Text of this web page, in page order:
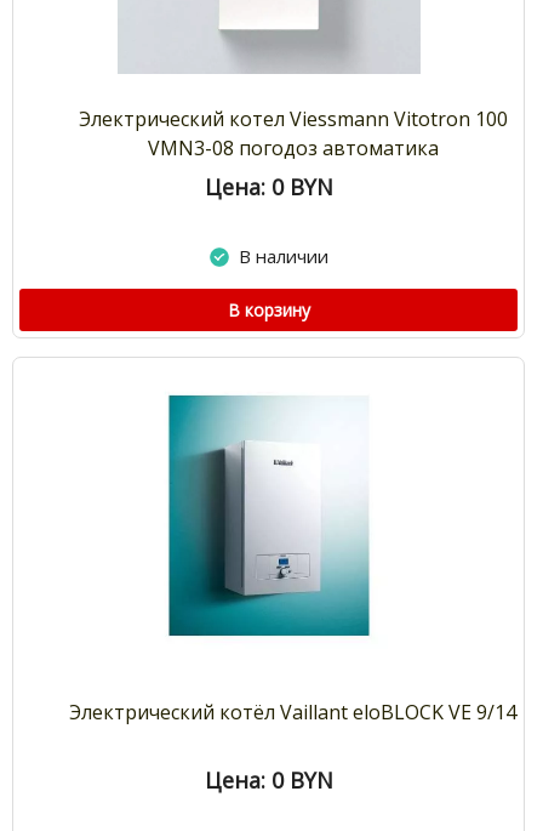
Электрический котел Viessmann Vitotron 100
VMN3-08 погодоз автоматика
Цена: 0 BYN
В наличии
В корзину
Электрический котёл Vaillant eloBLOCK VE 9/14
Цена: 0 BYN